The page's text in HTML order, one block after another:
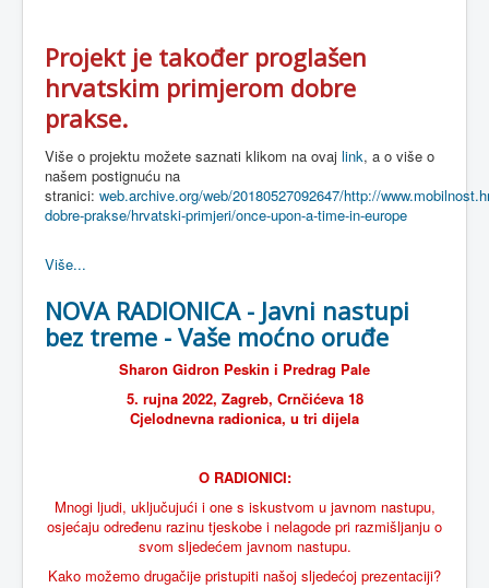
Projekt je također proglašen
hrvatskim primjerom dobre
prakse.
Više o projektu možete saznati klikom na ovaj link, a o više o
našem postignuću na
stranici: web.archive.org/web/20180527092647/http://
dobre-prakse/hrvatski-primjeri/once-upon-a-time-in-europe
Više...
NOVA RADIONICA - Javni nastupi
bez treme - Vaše moćno oruđe
Sharon Gidron Peskin i Predrag Pale
5. rujna 2022, Zagreb, Crnčićeva 18
Cjelodnevna radionica, u tri dijela
O RADIONICI:
Mnogi ljudi, uključujući i one s iskustvom u javnom nastupu,
osjećaju određenu razinu tjeskobe i nelagode pri razmišljanju o
svom sljedećem javnom nastupu.
Kako možemo drugačije pristupiti našoj sljedećoj prezentaciji?